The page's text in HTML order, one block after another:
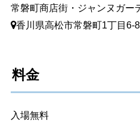
常磐町商店街・ジャンヌガー
香川県高松市常磐町1丁目6-8
料金
入場無料